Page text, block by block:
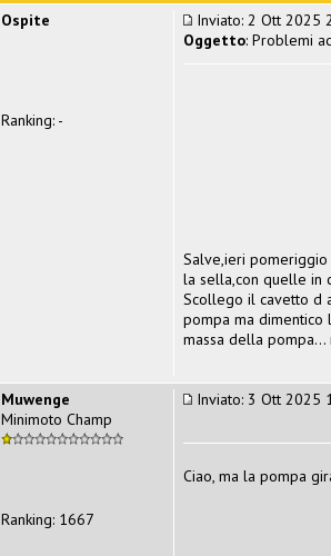
Inviato: 2 Ott 2025
Oggetto: Problemi
Salve,ieri
la sella,con quelle in
Scollego il cavetto d
pompa ma
massa della
Ospite
Ranking: -
Inviato: 3 Ott 2025
Ciao, ma la pompa
Muwenge
Minimoto Champ
Ranking: 1667